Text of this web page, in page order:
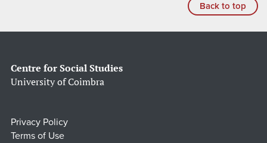
Back to top
Centre for Social Studies
University of Coimbra
Privacy Policy
Terms of Use